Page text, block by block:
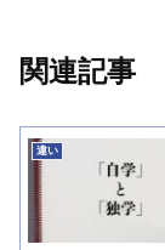
関連記事
違い